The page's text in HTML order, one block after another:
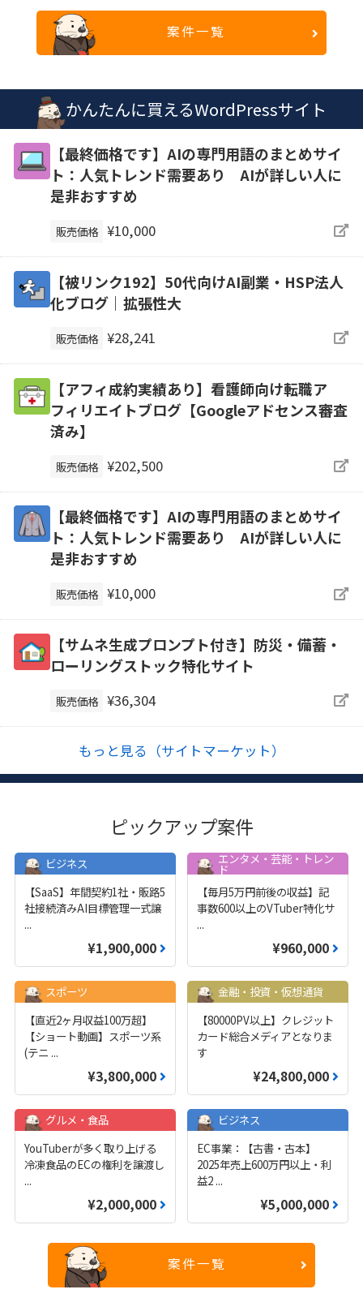
案件一覧
かんたんに買えるWordPressサイト
【最終価格です】AIの専門用語のまとめサイ
ト：人気トレンド需要あり AIが詳しい人に
是非おすすめ
販売価格 ¥10,000
【被リンク192】50代向けAI副業・HSP法人
化ブログ｜拡張性大
販売価格 ¥28,241
【アフィ成約実績あり】看護師向け転職ア
フィリエイトブログ【Googleアドセンス審査
済み】
販売価格 ¥202,500
【最終価格です】AIの専門用語のまとめサイ
ト：人気トレンド需要あり AIが詳しい人に
是非おすすめ
販売価格 ¥10,000
【サムネ生成プロンプト付き】防災・備蓄・
ローリングストック特化サイト
販売価格 ¥36,304
もっと見る（サイトマーケット）
ピックアップ案件
ビジネス
【SaaS】年間契約1社・販路5
社接続済みAI目標管理一式譲
...
¥1,900,000
エンタメ・芸能・トレン
ド
【毎月5万円前後の収益】記
事数600以上のVTuber特化サ
...
¥960,000
スポーツ
【直近2ヶ月収益100万超】
【ショート動画】スポーツ系
(テニ ...
¥3,800,000
金融・投資・仮想通貨
【80000PV以上】クレジット
カード総合メディアとなりま
す
¥24,800,000
グルメ・食品
YouTuberが多く取り上げる
冷凍食品のECの権利を譲渡し
...
¥2,000,000
ビジネス
EC事業：【古書・古本】
2025年売上600万円以上・利
益2 ...
¥5,000,000
案件一覧